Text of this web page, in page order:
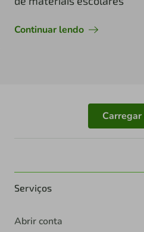
Continuar lendo
Carregar
Serviços
Abrir conta